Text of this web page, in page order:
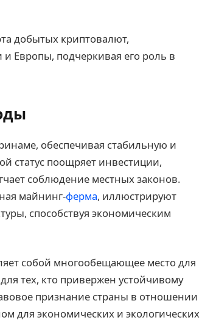
добытых криптовалют,
Европы, подчеркивая его роль в
обеспечивая стабильную и
статус поощряет инвестиции,
соблюдение местных законов.
майнинг-ферма, иллюстрируют
способствуя экономическим
собой многообещающее место для
тех, кто привержен устойчивому
признание страны в отношении
для экономических и экологических